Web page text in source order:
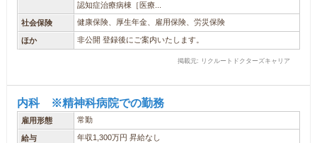
認知症治療病棟［医療...
社会保険 健康保険、厚生年金、雇用保険、労災保険
ほか 非公開 登録後にご案内いたします。
掲載元: リクルートドクターズキャリア
内科 ※精神科病院での勤務
雇用形態 常勤
給与
年収1,300万円 昇給なし